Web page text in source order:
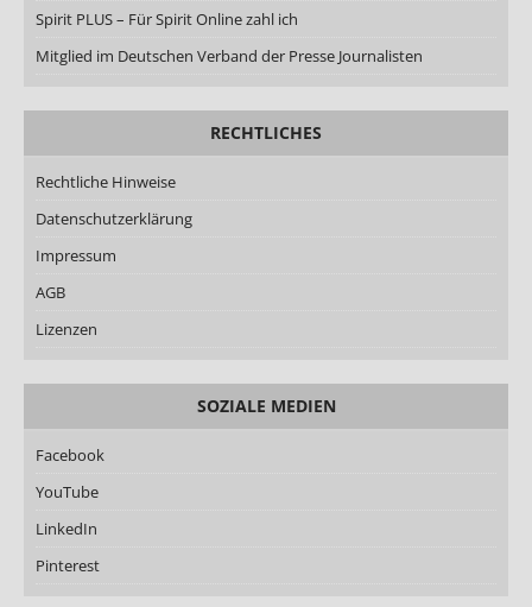
Spirit PLUS – Für Spirit Online zahl ich
Mitglied im Deutschen Verband der Presse Journalisten
RECHTLICHES
Rechtliche Hinweise
Datenschutzerklärung
Impressum
AGB
Lizenzen
SOZIALE MEDIEN
Facebook
YouTube
LinkedIn
Pinterest